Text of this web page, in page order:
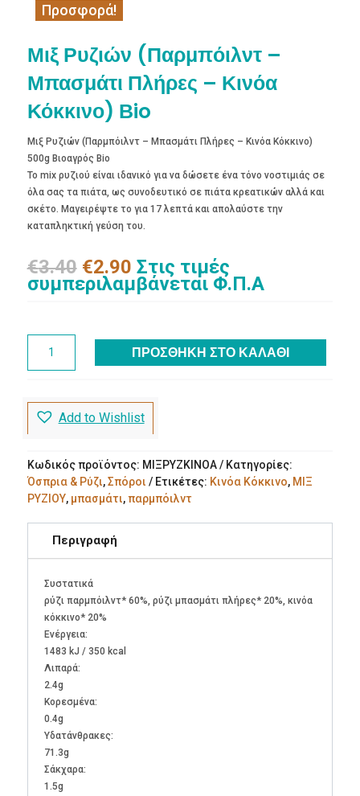
Προσφορά!
Μιξ Ρυζιών (Παρμπόιλντ –
Μπασμάτι Πλήρες – Κινόα
Κόκκινο) Βio
Μιξ Ρυζιών (Παρμπόιλντ – Μπασμάτι Πλήρες – Κινόα Κόκκινο)
500g Βιοαγρός Bio
Το mix ρυζιού είναι ιδανικό για να δώσετε ένα τόνο νοστιμιάς σε
όλα σας τα πιάτα, ως συνοδευτικό σε πιάτα κρεατικών αλλά και
σκέτο. Μαγειρέψτε το για 17 λεπτά και απολαύστε την
καταπληκτική γεύση του.
€3.40 Original
price
was:
€2.90Η
τρέχουσα
τιμή
€2.90.
Στις τιμές
συμπεριλαμβάνεται Φ.Π.Α
Ρυζιών
Μπασμάτι
Πλήρες
Κινόα
Κόκκινο)
Βio
ΠΡΟΣΘΉΚΗ ΣΤΟ ΚΑΛΆΘΙ
Add to Wishlist
Κωδικός προϊόντος: ΜΙΞΡΥΖΚΙΝΟΑ
Κατηγορίες:
Όσπρια & Ρύζι,Σπόροι Ετικέτες: Κινόα Κόκκινο, ΜΙΞ
ΡΥΖΙΟΥ, μπασμάτι,παρμπόιλντ
Περιγραφή
Συστατικά
ρύζι παρμπόιλντ* 60%, ρύζι μπασμάτι πλήρες* 20%, κινόα
κόκκινο* 20%
Ενέργεια:
1483 kJ / 350 kcal
Λιπαρά:
2.4g
Kορεσμένα:
0.4g
Υδατάνθρακες:
71.3g
Σάκχαρα:
1.5g